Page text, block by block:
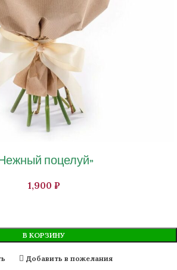
изображение
поцелуй»
₽
В КОРЗИНУ
Добавить в пожелания